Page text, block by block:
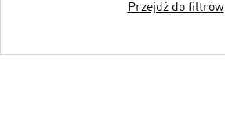
Przejdź do filtrów